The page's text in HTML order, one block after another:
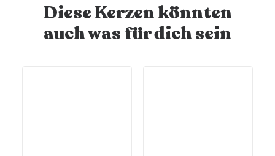
Diese Kerzen könnten
auch was für dich sein